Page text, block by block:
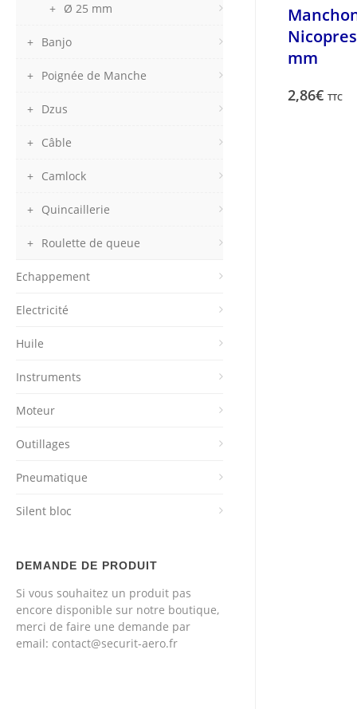
mm
2,86€ TTC
Ø 25 mm
Banjo
Poignée de Manche
Dzus
Câble
Camlock
Quincaillerie
Roulette de queue
Echappement
Electricité
Huile
Instruments
Moteur
Outillages
Pneumatique
Silent bloc
DEMANDE DE PRODUIT
Si vous souhaitez un produit pas
encore disponible sur notre boutique,
merci de faire une demande par
email: contact@securit-aero.fr